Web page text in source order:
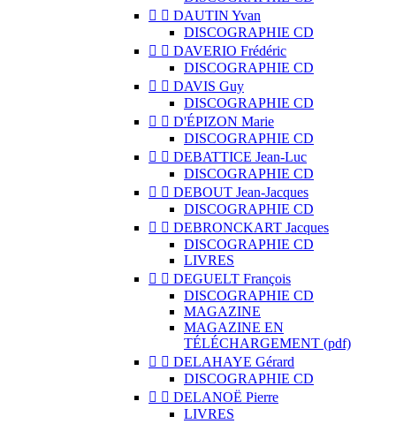
  DAUTIN Yvan
DISCOGRAPHIE CD
  DAVERIO Frédéric
DISCOGRAPHIE CD
  DAVIS Guy
DISCOGRAPHIE CD
  D'ÉPIZON Marie
DISCOGRAPHIE CD
  DEBATTICE Jean-Luc
DISCOGRAPHIE CD
  DEBOUT Jean-Jacques
DISCOGRAPHIE CD
  DEBRONCKART Jacques
DISCOGRAPHIE CD
LIVRES
  DEGUELT François
DISCOGRAPHIE CD
MAGAZINE
MAGAZINE EN
TÉLÉCHARGEMENT (pdf)
  DELAHAYE Gérard
DISCOGRAPHIE CD
  DELANOË Pierre
LIVRES